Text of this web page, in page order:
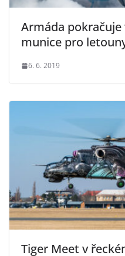
Armáda
munice pro
6. 6. 2019
Tiger Meet v